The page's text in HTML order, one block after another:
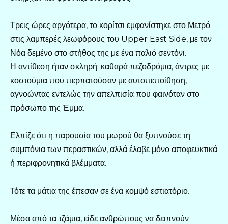
Τρεις ώρες αργότερα, το κορίτσι εμφανίστηκε στο Μετρό
στις λαμπερές λεωφόρους του Upper East Side, με τον
Νόα δεμένο στο στήθος της με ένα παλιό σεντόνι.
Η αντίθεση ήταν σκληρή: καθαρά πεζοδρόμια, άντρες με
κοστούμια που περπατούσαν με αυτοπεποίθηση,
αγνοώντας εντελώς την απελπισία που φαινόταν στο
πρόσωπο της Έμμα.
Ελπίζε ότι η παρουσία του μωρού θα ξυπνούσε τη
συμπόνια των περαστικών, αλλά έλαβε μόνο αποφευκτικά
ή περιφρονητικά βλέμματα.
Τότε τα μάτια της έπεσαν σε ένα κομψό εστιατόριο.
Μέσα από τα τζάμια, είδε ανθρώπους να δειπνούν